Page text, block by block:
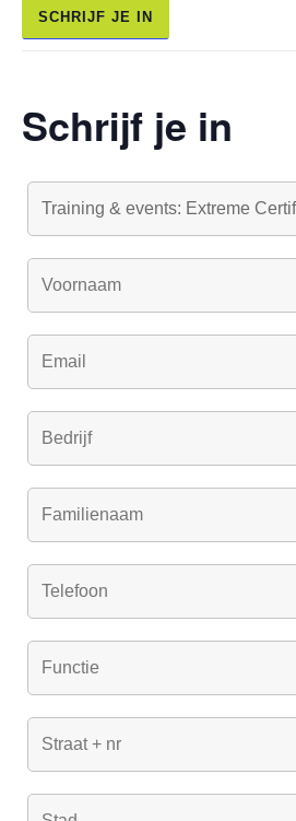
SCHRIJF JE IN
Schrijf je in